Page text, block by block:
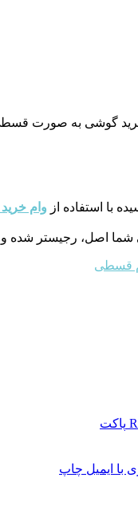
گوشی به صورت قسطی
با استفاده از وام
اصل، رجیستر شده
قسطی
پاکت
با ایمیل چاپ